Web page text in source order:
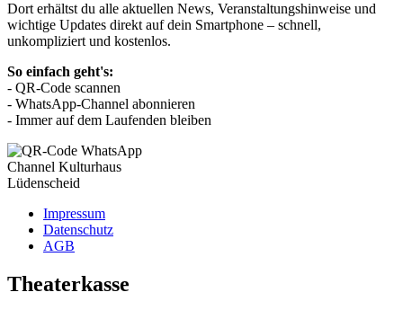
Dort erhältst du alle aktuellen News, Veranstaltungshinweise und
wichtige Updates direkt auf dein Smartphone – schnell,
unkompliziert und kostenlos.
So einfach geht's:
- QR-Code scannen
- WhatsApp-Channel abonnieren
- Immer auf dem Laufenden bleiben
Impressum
Datenschutz
AGB
Theaterkasse